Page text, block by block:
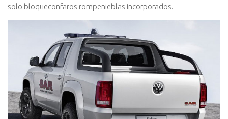
solo bloqueconfaros rompenieblas incorporados.